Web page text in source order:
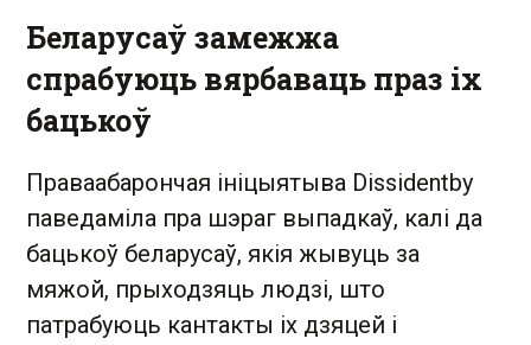
Беларусаў замежжа
спрабуюць вярбаваць праз іх
бацькоў
Праваабарончая ініцыятыва Dissidentby
паведаміла пра шэраг выпадкаў, калі да
бацькоў беларусаў, якія жывуць за
мяжой, прыходзяць людзі, што
патрабуюць кантакты іх дзяцей і